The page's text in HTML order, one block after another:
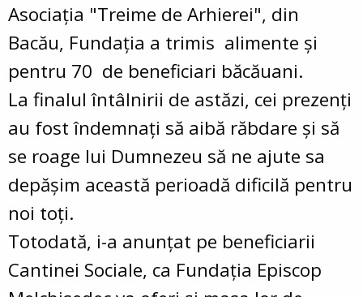
Asociația "Treime de Arhierei", din
Bacău, Fundația a trimis alimente și
pentru 70 de beneficiari băcăuani.
La finalul întâlnirii de astăzi, cei prezenți
au fost îndemnați să aibă răbdare și să
se roage lui Dumnezeu să ne ajute sa
depășim această perioadă dificilă pentru
noi toți.
Totodată, i-a anunțat pe beneficiarii
Cantinei Sociale, ca Fundația Episcop